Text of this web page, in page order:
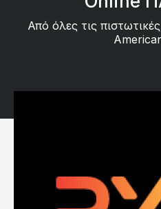
Από όλες τις